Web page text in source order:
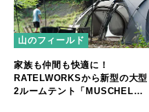
山のフィールド
家族も仲間も快適に！
RATELWORKSから新型の大型
2ルームテント「MUSCHEL」